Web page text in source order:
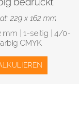
229 x 162 mm
mm | 1-seitig | 4/0-
CMYK